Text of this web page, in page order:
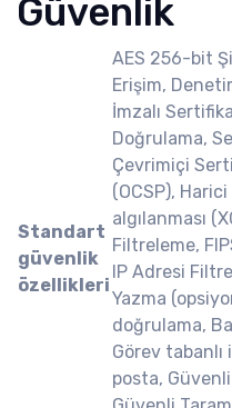
Güvenlik
Standart
güvenlik
özellikleri
AES 256-bit
Erişim,
İmzalı
Doğrulama,
Çevrimiçi
(OCSP),
algılanması
Filtreleme,
IP Adresi
Yazma
doğrulama,
Görev tabanlı
posta,